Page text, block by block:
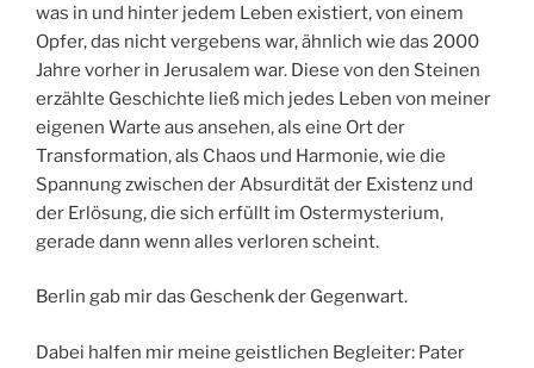
was in und hinter jedem Leben existiert, von einem
Opfer, das nicht vergebens war, ähnlich wie das 2000
Jahre vorher in Jerusalem war. Diese von den Steinen
erzählte Geschichte ließ mich jedes Leben von meiner
eigenen Warte aus ansehen, als eine Ort der
Transformation, als Chaos und Harmonie, wie die
Spannung zwischen der Absurdität der Existenz und
der Erlösung, die sich erfüllt im Ostermysterium,
gerade dann wenn alles verloren scheint.
Berlin gab mir das Geschenk der Gegenwart.
Dabei halfen mir meine geistlichen Begleiter: Pater